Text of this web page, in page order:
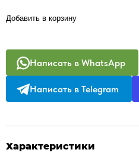
Добавить в корзину
Написать в WhatsApp
Написать в Telegram
Характеристики